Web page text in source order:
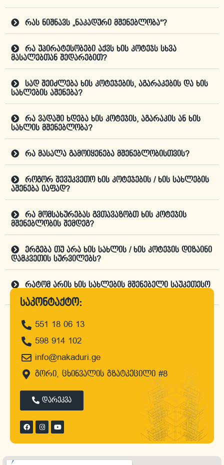
რას ნიშნავს „ნაკადური მშენებლობა“?
რა უპირატესობები აქვს ხის კოტეჯს სხვა
მასალებთან შედარებით?
სად შეიძლება ხის კოტეჯების, აგარაკების და ხის
სახლების აშენება?
რა ვადაში ხდება ხის კოტეჯის, აგარაკის ან ხის
სახლის მშენებლობა?
რა მასალა გამოიყენება მშენებლობისთვის?
როგორ შევუკვეთო ხის კოტეჯების / ხის სახლების
აშენება იაფად?
რა მომსახურებას გვთავაზობთ ხის კოტეჯის
მშენებლობის შემდეგ?
ერგება თუ არა ხის სახლის / ხის კოტეჯის დიზაინი
დამკვეთის სურვილებს?
რატომ არის ხის სახლების მშენებელი საუკეთესო
დროა, შეუკვეთო პროექტი
საკონტაქტო:
551 18 06 13
598 914 102
info@nakaduri.ge
გორი, ცხინვალის გზატკეცილი #8
დარეკვა